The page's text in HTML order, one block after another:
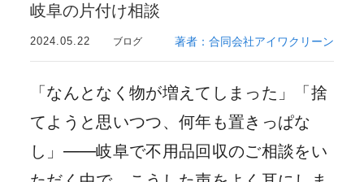
岐阜の片付け相談
2024.05.22 ブログ 著者：合同会社アイワクリーン
「なんとなく物が増えてしまった」「捨
てようと思いつつ、何年も置きっぱな
し」——岐阜で不用品回収のご相談をい